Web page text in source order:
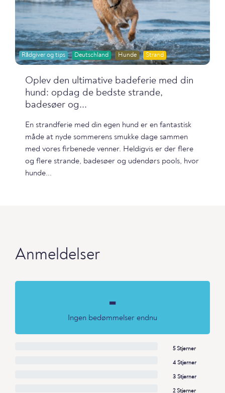
Rådgiver og tips Deutschland Hunde Strand
Oplev den ultimative badeferie med din
hund: opdag de bedste strande,
badesøer og...
En strandferie med din egen hund er en fantastisk
måde at nyde sommerens smukke dage sammen
med vores firbenede venner. Heldigvis er der flere
og flere strande, badesøer og udendørs pools, hvor
hunde...
Anmeldelser
-
Ingen bedømmelser endnu
5 Stjerner
4 Stjerner
3 Stjerner
2 Stjerner